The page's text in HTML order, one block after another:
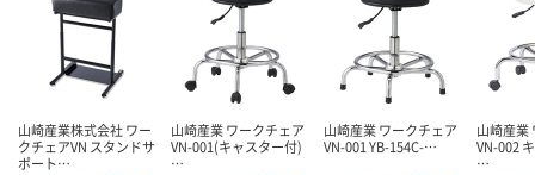
山崎産業株式会社 ワー
クチェアVN スタンドサ
ポート…
山崎産業 ワークチェア
VN-001(キャスター付)
…
山崎産業 ワークチェア
VN-001 YB-154C-…
山崎産業
VN-002
…